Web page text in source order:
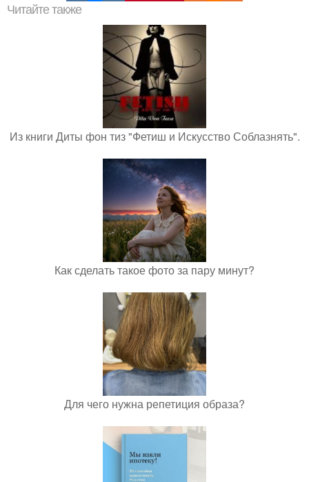
Читайте также
Из книги Диты фон тиз "Фетиш и Искусство Соблазнять".
Как сделать такое фото за пару минут?
Для чего нужна репетиция образа?